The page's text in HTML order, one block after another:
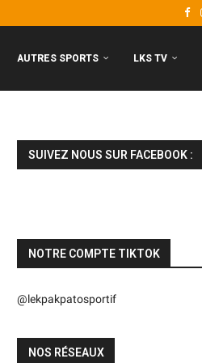
AUTRES SPORTS LKS TV
SUIVEZ NOUS SUR FACEBOOK :
NOTRE COMPTE TIKTOK
@lekpakpatosportif
NOS RÉSEAUX